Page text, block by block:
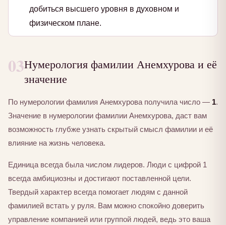
добиться высшего уровня в духовном и
физическом плане.
03Нумерология фамилии Анемхурова и её
значение
По нумерологии фамилия Анемхурова получила число — 1.
Значение в нумерологии фамилии Анемхурова, даст вам
возможность глубже узнать скрытый смысл фамилии и её
влияние на жизнь человека.
Единица всегда была числом лидеров. Люди с цифрой 1
всегда амбициозны и достигают поставленной цели.
Твердый характер всегда помогает людям с данной
фамилией встать у руля. Вам можно спокойно доверить
управление компанией или группой людей, ведь это ваша